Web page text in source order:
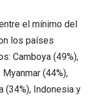
el mínimo del
los países
Camboya (49%),
(44%),
(34%), Indonesia y